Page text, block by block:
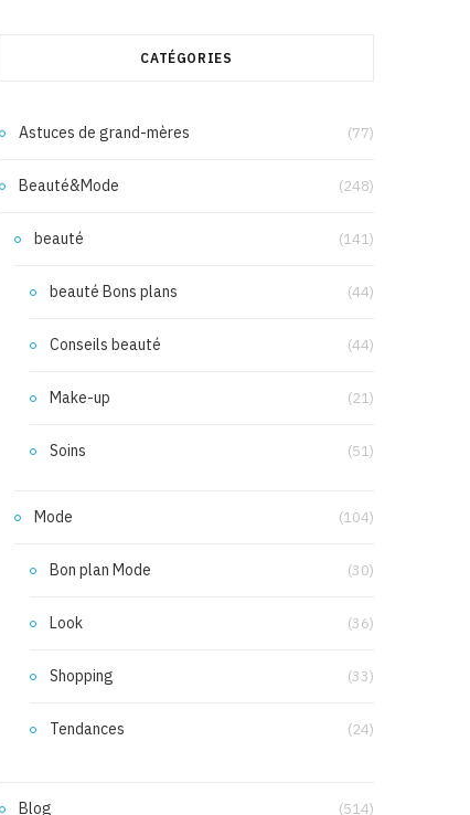
CATÉGORIES
Astuces de grand-mères (77)
Beauté&Mode (248)
beauté (141)
beauté Bons plans (44)
Conseils beauté (44)
Make-up (21)
Soins (51)
Mode (104)
Bon plan Mode (30)
Look (36)
Shopping (33)
Tendances (24)
Blog (514)